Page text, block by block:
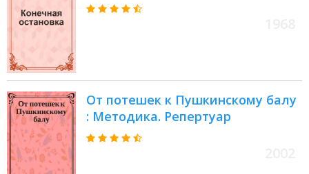
От потешек к Пушкинскому балу
: Методика. Репертуар